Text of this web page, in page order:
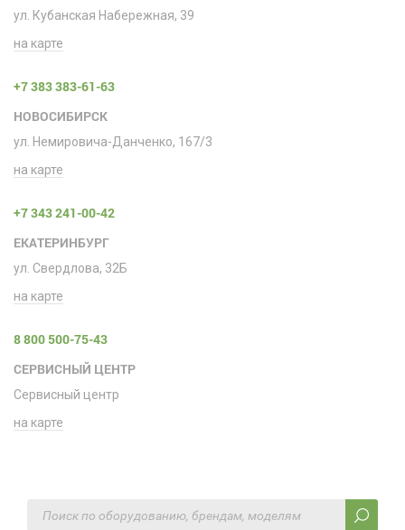
ул. Кубанская Набережная, 39
на карте
+7 383 383-61-63
НОВОСИБИРСК
ул. Немировича-Данченко, 167/3
на карте
+7 343 241-00-42
ЕКАТЕРИНБУРГ
ул. Свердлова, 32Б
на карте
8 800 500-75-43
СЕРВИСНЫЙ ЦЕНТР
Сервисный центр
на карте